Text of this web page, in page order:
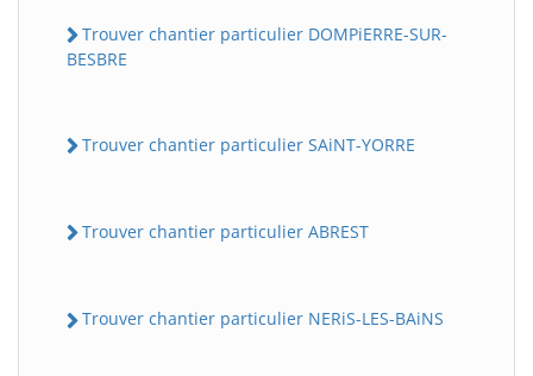
Trouver chantier particulier DOMPiERRE-SUR-
BESBRE
Trouver chantier particulier SAiNT-YORRE
Trouver chantier particulier ABREST
Trouver chantier particulier NERiS-LES-BAiNS